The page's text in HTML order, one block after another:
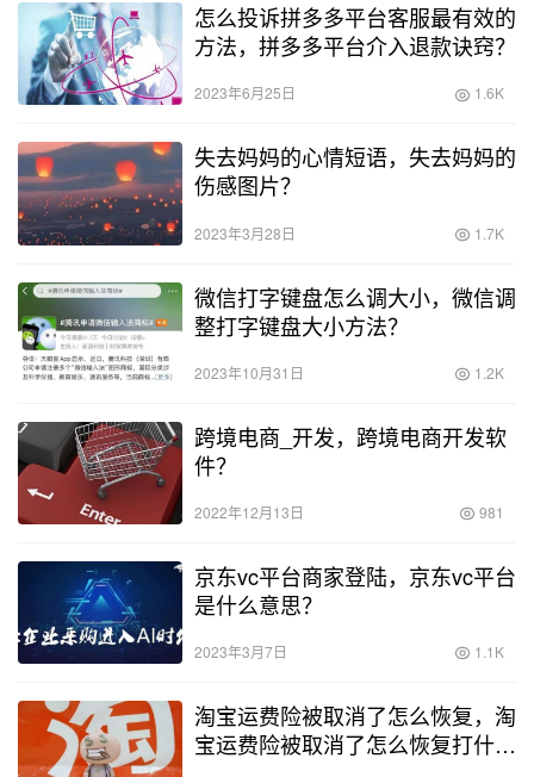
怎么投诉拼多多平台客服最有效的
方法，拼多多平台介入退款诀窍？
2023年6月25日 1.6K
失去妈妈的心情短语，失去妈妈的
伤感图片？
2023年3月28日 1.7K
微信打字键盘怎么调大小，微信调
整打字键盘大小方法？
2023年10月31日 1.2K
跨境电商_开发，跨境电商开发软
件？
2022年12月13日 981
京东vc平台商家登陆，京东vc平台
是什么意思？
2023年3月7日 1.1K
淘宝运费险被取消了怎么恢复，淘
宝运费险被取消了怎么恢复打什么